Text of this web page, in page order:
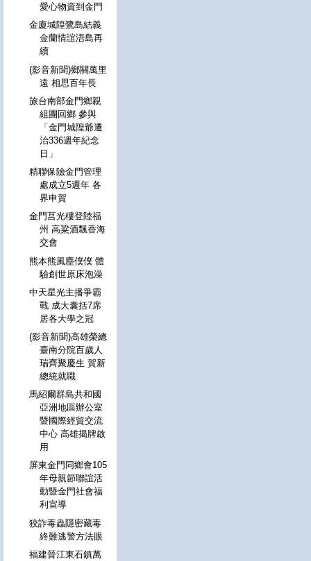
愛心物資到金門
金廈城隍鷺島結義
金蘭情誼浯島再
續
(影音新聞)鄉關萬里
遠 相思百年長
旅台南部金門鄉親
組團回鄉 參與
「金門城隍爺遷
治336週年紀念
日」
精聯保險金門管理
處成立5週年 各
界申賀
金門莒光樓登陸福
州 高粱酒飄香海
交會
熊本熊風塵僕僕 體
驗創世原床泡澡
中天星光主播爭霸
戰 成大囊括7席
居各大學之冠
(影音新聞)高雄榮總
臺南分院百歲人
瑞齊聚慶生 賀新
總統就職
馬紹爾群島共和國
亞洲地區辦公室
暨國際經貿交流
中心 高雄揭牌啟
用
屏東金門同鄉會105
年母親節聯誼活
動暨金門社會福
利宣導
狡詐毒蟲隱密藏毒
終難逃警方法眼
福建晉江東石鎮萬